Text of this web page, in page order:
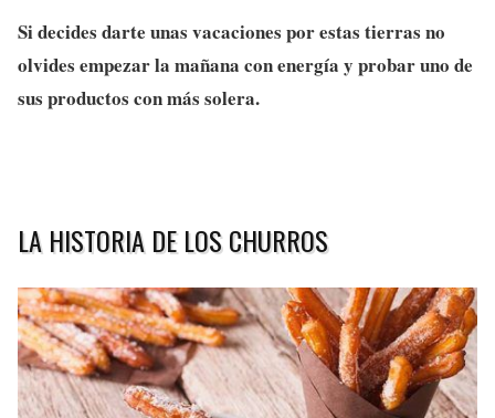
Si decides darte unas vacaciones por estas tierras no
olvides empezar la mañana con energía y probar uno de
sus productos con más solera.
LA HISTORIA DE LOS CHURROS